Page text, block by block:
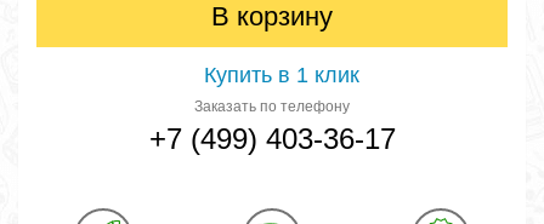
В корзину
Купить в 1 клик
Заказать по телефону
+7 (499) 403-36-17